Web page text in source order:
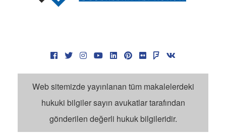
Dedektiflik Ücretleri Forum
Dedektif Ücretleri
Ege Bölgesi Dedektiflik Şirketi
İzmir Dedektiflik İle İlgili Aramalar
İzmir Dedektiflik İş İlanları
Web sitemizde yayınlanan tüm makalelerdeki
hukuki bilgiler sayın avukatlar tarafından
gönderilen değerli hukuk bilgileridir.